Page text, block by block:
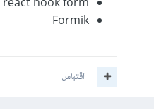
react hook form
Formik
اقتباس